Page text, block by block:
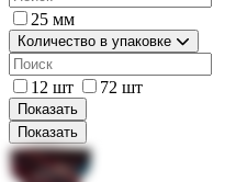
25 мм
Количество в упаковке
12 шт 72 шт
Показать
Показать